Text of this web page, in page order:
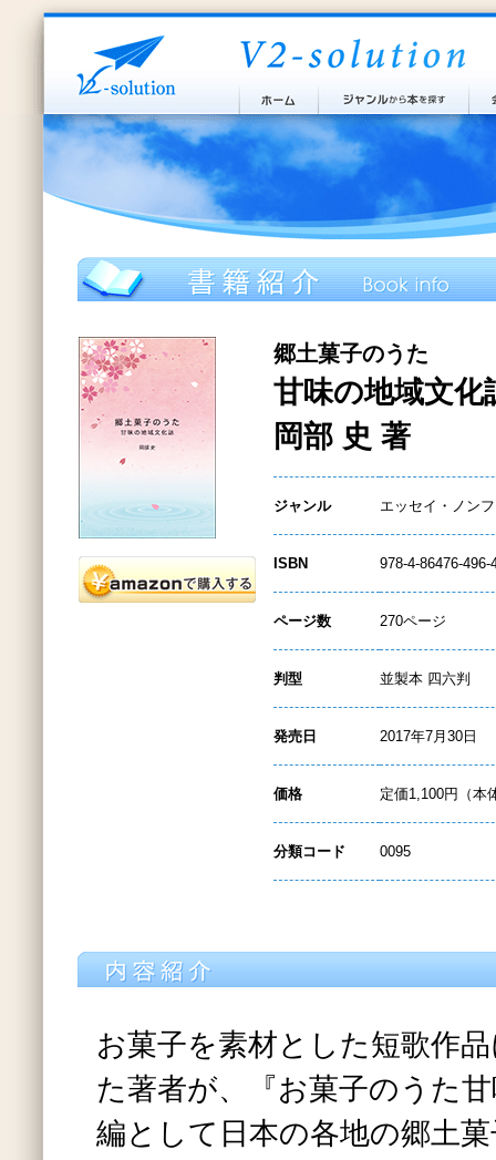
郷土菓子のうた
甘味の地域文化
岡部 史 著
ジャンル エッセイ・ノン
ISBN 978-4-86476-496-
ページ数 270ページ
判型 並製本 四六判
発売日 2017年7月30日
価格 定価1,100円（本
分類コード 0095
お菓子を素材とした短歌作
た著者が、『お菓子のうた
編として日本の各地の郷土